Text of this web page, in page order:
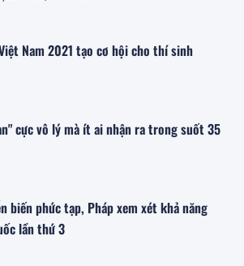
Nam 2021 tạo cơ hội cho thí sinh
cực vô lý mà ít ai nhận ra trong suốt 35
biến phức tạp, Pháp xem xét khả năng
lần thứ 3